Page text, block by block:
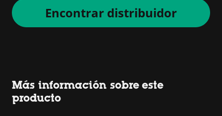
Encontrar distribuidor
Más información sobre este
producto